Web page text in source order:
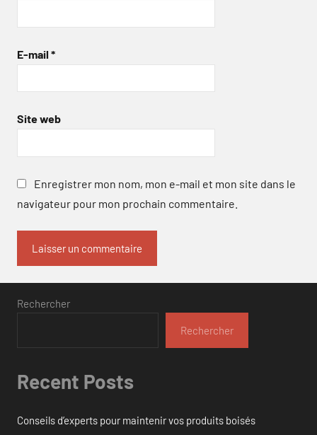
E-mail *
Site web
Enregistrer mon nom, mon e-mail et mon site dans le
navigateur pour mon prochain commentaire.
Rechercher
Rechercher
Recent Posts
Conseils d’experts pour maintenir vos produits boisés